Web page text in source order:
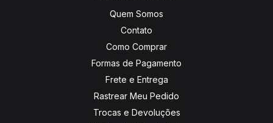
Quem Somos
Contato
Como Comprar
Formas de Pagamento
Frete e Entrega
Rastrear Meu Pedido
Trocas e Devoluções